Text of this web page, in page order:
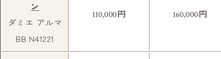
ン
ダミエ アルマ
BB N41221
110,000円 160,000円